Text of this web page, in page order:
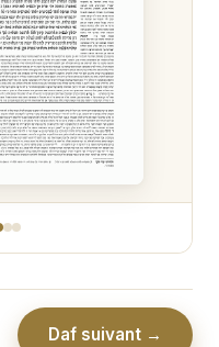
Daf suivant →